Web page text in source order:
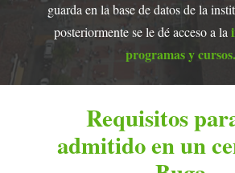
guarda en la base de datos de la
posteriormente se le dé acceso a la
programas y cursos.
Requisitos
admitido en un